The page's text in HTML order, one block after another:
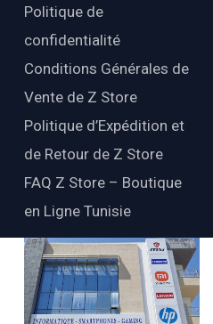
Politique de
confidentialité
Conditions Générales de
Vente de Z Store
Politique d’Expédition et
de Retour de Z Store
FAQ Z Store – Boutique
en Ligne Tunisie